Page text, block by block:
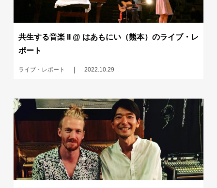
共生する音楽 II @ はあもにい（熊本）のライブ・レ
ポート
ライブ・レポート 2022.10.29